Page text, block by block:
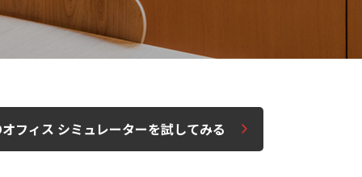
フィス シミュレーターを試してみる